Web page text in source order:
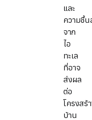
และ
ความชื้
จาก
ไอ
ทะเล
ที่อาจ
ส่งผล
ต่อ
โครงสร้
บ้าน